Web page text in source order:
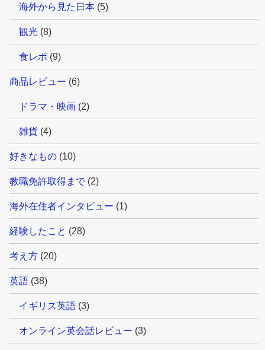
海外から見た日本 (5)
観光 (8)
食レポ (9)
商品レビュー (6)
ドラマ・映画 (2)
雑貨 (4)
好きなもの (10)
教職免許取得まで(2)
海外在住者インタビュー (1)
経験したこと (28)
考え方 (20)
英語 (38)
イギリス英語 (3)
オンライン英会話レビュー (3)